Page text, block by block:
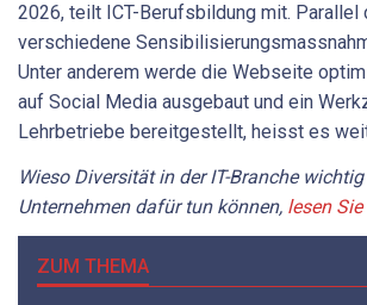
2026, teilt ICT-Berufsbildung mit. Parallel
verschiedene
Unter anderem werde die Webseite
auf Social Media ausgebaut und ein
Lehrbetriebe bereitgestellt, heisst es
Wieso Diversität in der IT-Branche
Unternehmen dafür tun können, lesen
ZUM THEMA